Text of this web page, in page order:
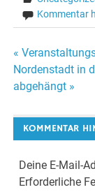
Kommentar
«
Nordenstadt in
abgehängt »
KOMMENTAR
Deine E-Mail-
Erforderliche